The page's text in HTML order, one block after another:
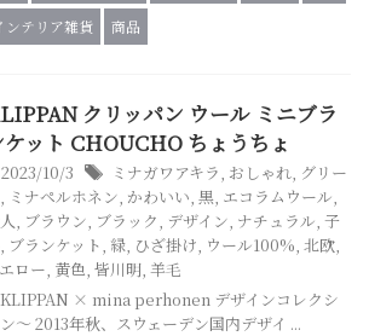
ンテリア雑貨
商品
クリッパン ウール ミニブラ
ケット CHOUCHO ちょうちょ
2023/10/3 ミナガワアキラ, おしゃれ, グリー
, ミナペルホネン, かわいい, 黒, エコラムウール,
, ブラウン, ブラック, デザイン, ナチュラル, 子
, ブランケット, 緑, ひざ掛け, ウール100%, 北欧,
ロー, 黄色, 皆川明, 羊毛
× mina perhonen デザインコレクシ
〜 2013年秋、スウェーデン国内デザイ ...